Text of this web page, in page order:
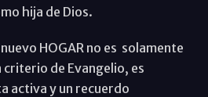
hija de Dios.
HOGAR no es solamente
criterio de Evangelio, es
activa y un recuerdo